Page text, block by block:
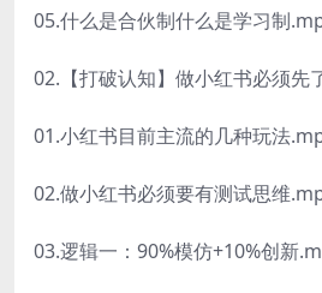
05.什么是合伙制什么是学习制
02.【打破认知】做小红书必须先
01.小红书目前主流的几种玩法
02.做小红书必须要有测试思维
03.逻辑一：90%模仿+10%创新